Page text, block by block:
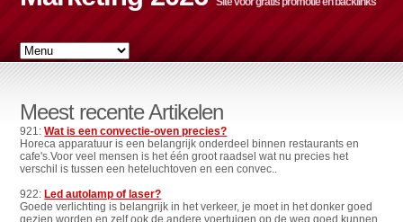
Meest recente Artikelen
921:Wat is een convectie-oven precies?
Horeca apparatuur is een belangrijk onderdeel binnen restaurants en
cafe's.Voor veel mensen is het één groot raadsel wat nu precies het
verschil is tussen een heteluchtoven en een convec..
922:Led autolamp of laser?
Goede verlichting is belangrijk in het verkeer, je moet in het donker goed
gezien worden en zelf ook de andere voertuigen op de weg goed kunnen